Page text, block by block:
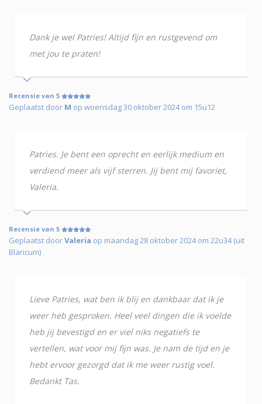
Dank je wel Patries! Altijd fijn en rustgevend om
met jou te praten!
Recensie van 5
Geplaatst door M op woensdag 30 oktober 2024 om 15u12
Patries. Je bent een oprecht en eerlijk medium en
verdiend meer als vijf sterren. Jij bent mij favoriet,
Valeria.
Recensie van 5
Geplaatst doorValeria op maandag 28 oktober 2024 om 22u34 (uit
Blaricum)
Lieve Patries, wat ben ik blij en dankbaar dat ik je
weer heb gesproken. Heel veel dingen die ik voelde
heb jij bevestigd en er viel niks negatiefs te
vertellen, wat voor mij fijn was. Je nam de tijd en je
hebt ervoor gezorgd dat ik me weer rustig voel.
Bedankt Tas.